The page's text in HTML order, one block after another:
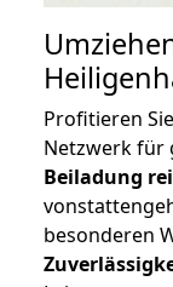
Profitieren
Netzwerk für
Beiladung
besonderen